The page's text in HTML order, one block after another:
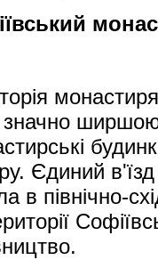
ширшою
Єдиний
в північно-